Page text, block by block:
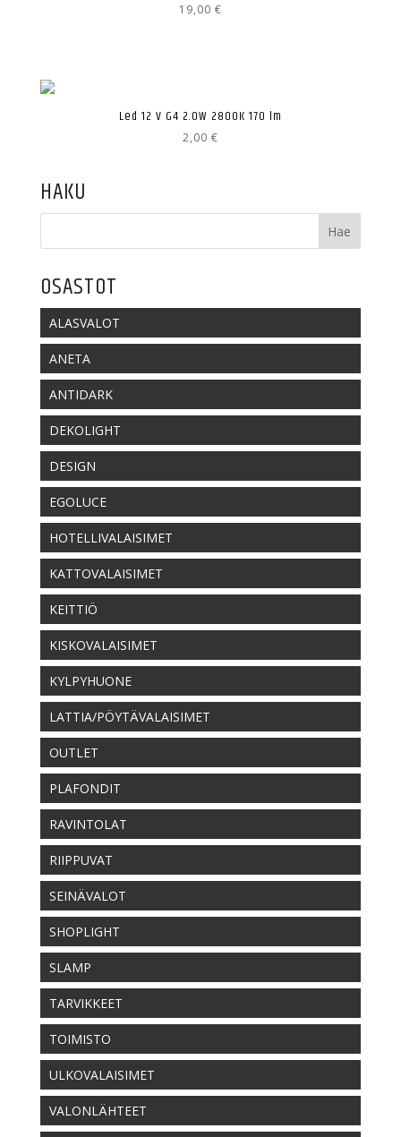
19,00 €
Led 12 V G4 2.0W 2800K 170 lm
2,00 €
HAKU
OSASTOT
ALASVALOT
ANETA
ANTIDARK
DEKOLIGHT
DESIGN
EGOLUCE
HOTELLIVALAISIMET
KATTOVALAISIMET
KEITTIÖ
KISKOVALAISIMET
KYLPYHUONE
LATTIA/PÖYTÄVALAISIMET
OUTLET
PLAFONDIT
RAVINTOLAT
RIIPPUVAT
SEINÄVALOT
SHOPLIGHT
SLAMP
TARVIKKEET
TOIMISTO
ULKOVALAISIMET
VALONLÄHTEET